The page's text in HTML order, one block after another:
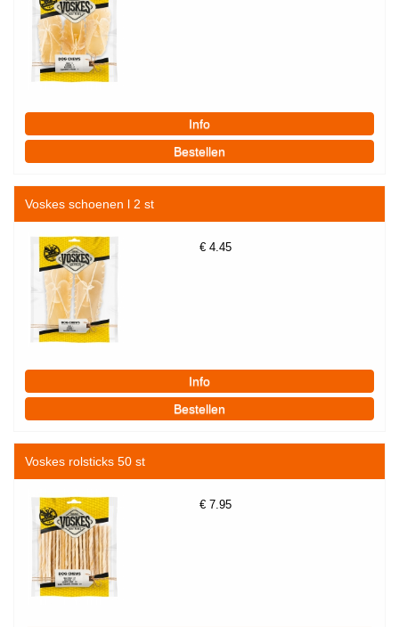
Voskes schoenen l 2 st
€ 4.45
Voskes rolsticks 50 st
€ 7.95